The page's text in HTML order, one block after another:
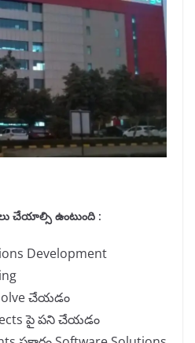
చేయాల్సి ఉంటుంది :
Development
చేయడం
పై పని చేయడం